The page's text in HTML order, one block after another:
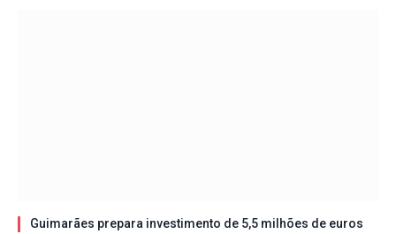
Guimarães prepara investimento de 5,5 milhões de euros